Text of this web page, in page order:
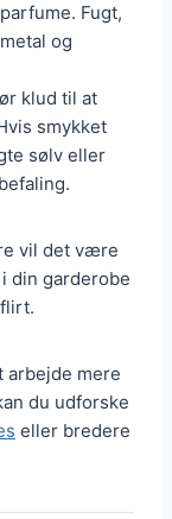
Fugt,
og
klud til at
smykket
sølv eller
vil det være
din garderobe
arbejde mere
du udforske
eller bredere